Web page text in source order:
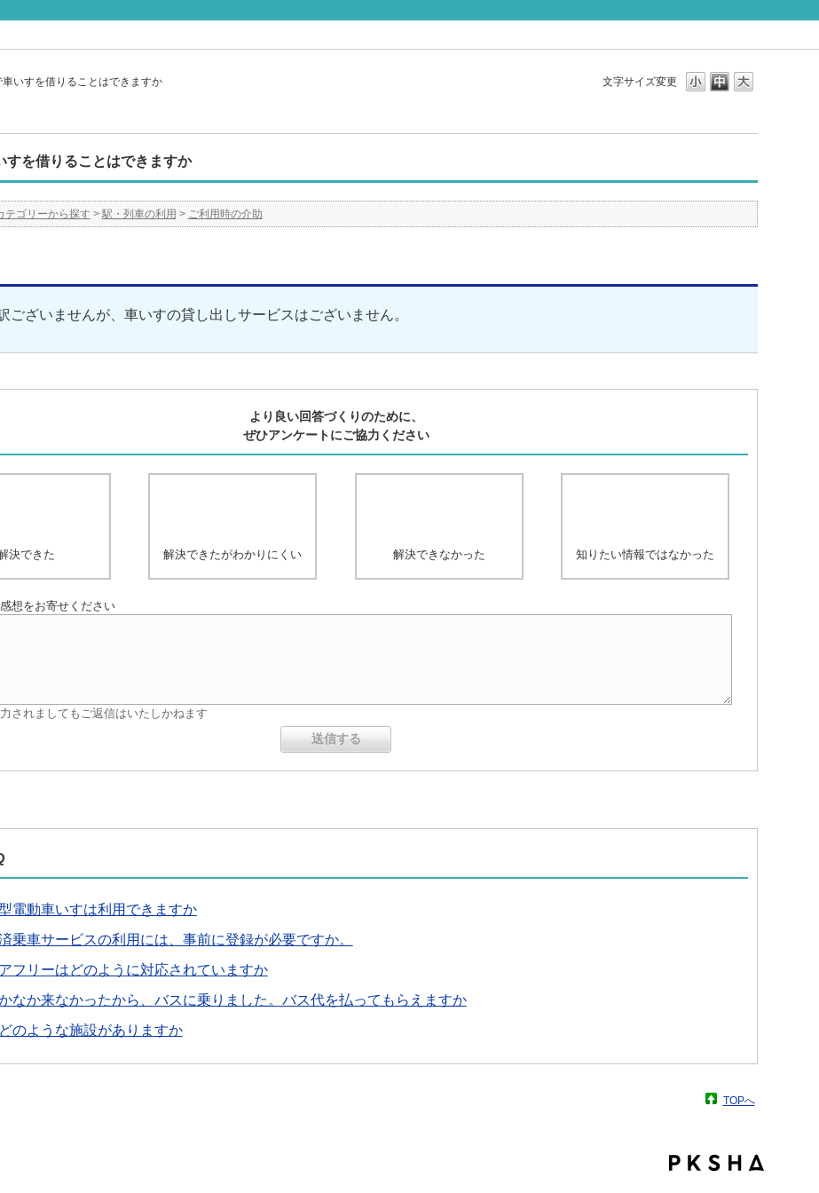
文字サイズ変更
車いすを借りることはできますか
すを借りることはできますか
テゴリーから探す > 駅・列車の利用 > ご利用時の介助
ございませんが、車いすの貸し出しサービスはございません。
より良い回答づくりのために、
ぜひアンケートにご協力ください
決できた 解決できたがわかりにくい 解決できなかった 知りたい情報ではなかった
想をお寄せください
されましてもご返信はいたしかねます
電動車いすは利用できますか
乗車サービスの利用には、事前に登録が必要ですか。
フリーはどのように対応されていますか
なか来なかったから、バスに乗りました。バス代を払ってもらえますか
のような施設がありますか
TOPへ